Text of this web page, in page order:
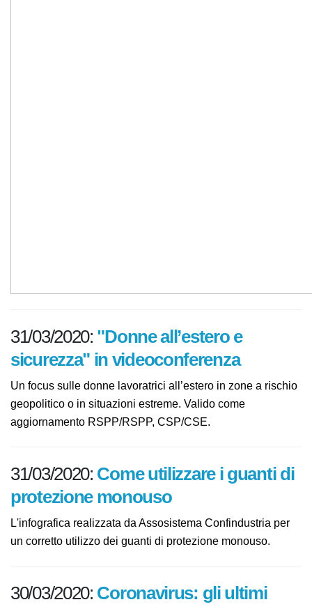
31/03/2020:"Donne all’estero e
sicurezza" in videoconferenza
Un focus sulle donne lavoratrici all’estero in zone a
rischio geopolitico o in situazioni estreme. Valido come
aggiornamento RSPP/RSPP, CSP/CSE.
31/03/2020:Come utilizzare i guanti
di protezione monouso
L'infografica realizzata da Assosistema Confindustria
per un corretto utilizzo dei guanti di protezione